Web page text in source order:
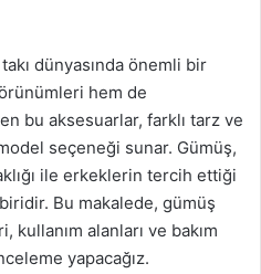
dünyasında önemli bir
hem de
bu aksesuarlar, farklı tarz ve
seçeneği sunar. Gümüş,
ile erkeklerin tercih ettiği
Bu makalede, gümüş
alanları ve bakım
yapacağız.